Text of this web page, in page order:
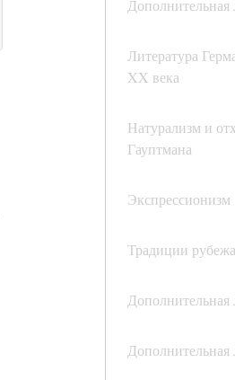
Дополнительная
Литература
XX века
Натурализм и
Гауптмана
Экспрессионизм
Традиции
Дополнительная
Дополнительная